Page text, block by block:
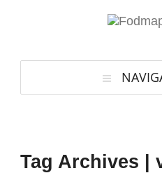
Tag Archives |